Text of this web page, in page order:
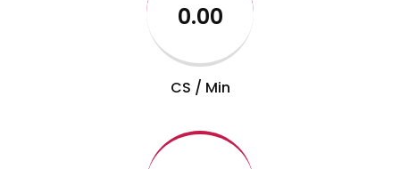
0.00
CS / Min